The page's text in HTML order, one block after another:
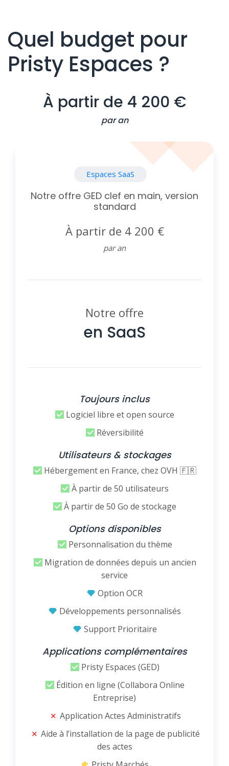
Quel budget pour
Pristy Espaces ?
À partir de 4 200 €
par an
Espaces SaaS
Notre offre GED clef en main, version
standard
À partir de 4 200 €
par an
Notre offre
en SaaS
Toujours inclus
Logiciel libre et open source
Réversibilité
Utilisateurs & stockages
Hébergement en France, chez OVH 🇫🇷
À partir de 50 utilisateurs
À partir de 50 Go de stockage
Options disponibles
Personnalisation du thème
Migration de données depuis un ancien
service
Option OCR
Développements personnalisés
Support Prioritaire
Applications complémentaires
Pristy Espaces (GED)
Édition en ligne (Collabora Online
Entreprise)
Application Actes Administratifs
Aide à l’installation de la page de publicité
des actes